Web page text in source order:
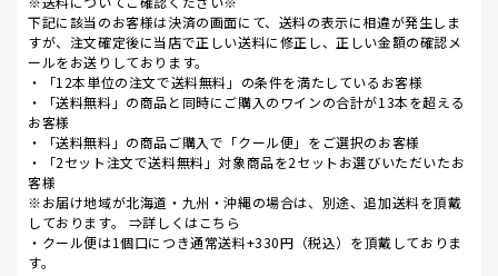
下記に該当のお客様は決済の画面にて、送料の表示に相違が発生しま
すが、注文確定後に当店で正しい送料に修正し、正しい金額の確認メ
ールをお送りしております。
・「12本単位の注文で送料無料」の条件を満たしているお客様
・「送料無料」の商品と同時にご購入のワインの合計が13本を超える
お客様
・「送料無料」の商品ご購入で「クール便」をご選択のお客様
・「2セット注文で送料無料」対象商品を2セットお選びいただいたお
客様
※お届け地域が北海道・九州・沖縄の場合は、別途、追加送料を頂戴
しております。 ⇒詳しくはこちら
・クール便は1個口につき通常送料+330円（税込）を頂戴しておりま
す。